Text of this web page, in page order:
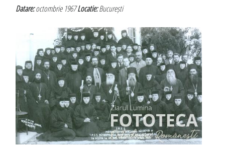
Datare:octombrie 1967Locatie:București